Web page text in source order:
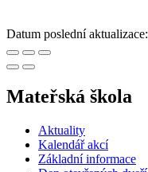
Datum poslední aktualizace:
Mateřská škola
Aktuality
Kalendář akcí
Základní informace